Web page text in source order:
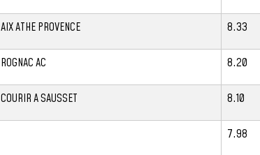
AIX ATHE PROVENCE 8.33
ROGNAC AC 8.20
COURIR A SAUSSET 8.10
7.98